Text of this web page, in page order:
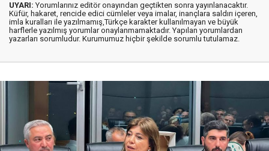
UYARI: Yorumlarınız editör onayından geçtikten sonra yayınlanacaktır.
Küfür, hakaret, rencide edici cümleler veya imalar, inançlara saldırı içeren,
imla kuralları ile yazılmamış,Türkçe karakter kullanılmayan ve büyük
harflerle yazılmış yorumlar onaylanmamaktadır. Yapılan yorumlardan
yazarları sorumludur. Kurumumuz hiçbir şekilde sorumlu tutulamaz.